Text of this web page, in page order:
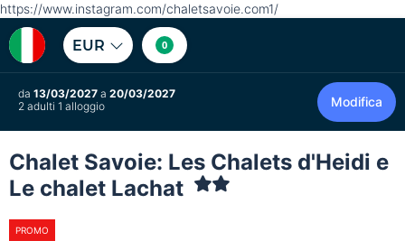
https://www.instagram.com/chaletsavoie.com1/
EUR 0
da 13/03/2027 a 20/03/2027
2 adulti 1 alloggio
Modifica
Chalet Savoie: Les Chalets d'Heidi e
Le chalet Lachat
PROMO